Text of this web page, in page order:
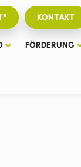
KONTAKT
FÖRDERUNG